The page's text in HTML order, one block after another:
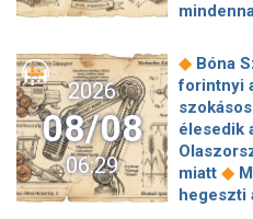
Lemond
az
sok! És
Nem
2026
08/08
06:29
◆ Bóna
forintnyi
élesedik
miatt ◆
hegeszti